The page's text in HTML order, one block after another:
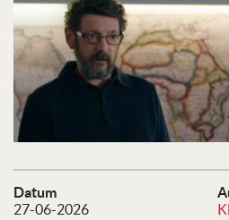
Datum
27-06-2026